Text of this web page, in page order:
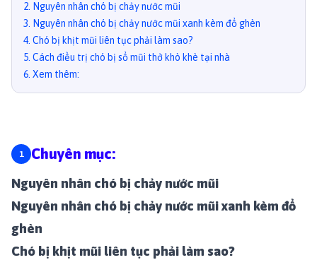
2 Nguyên nhân chó bị chảy nước mũi
3
Nguyên nhân chó bị chảy nước mũi xanh kèm đổ ghèn
4. Chó bị khịt mũi liên tục phải làm sao?
5 Cách điều trị chó bị sổ mũi thở khò khè tại nhà
6 Xem thêm:
Chuyên mục:
Nguyên nhân chó bị chảy nước mũi
Nguyên nhân chó bị chảy nước mũi xanh kèm đổ
ghèn
Chó bị khịt mũi liên tục phải làm sao?